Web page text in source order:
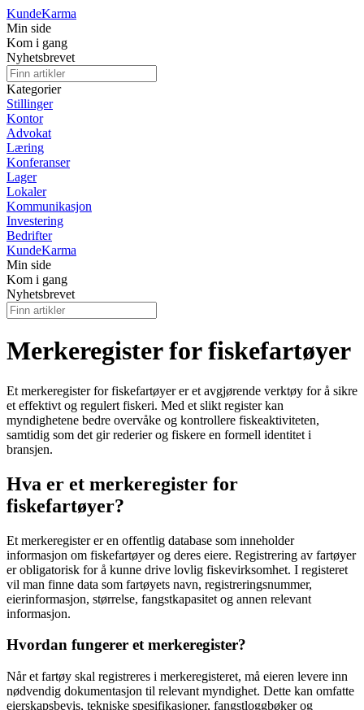
KundeKarma
Min side
Kom i gang
Nyhetsbrevet
Kategorier
Stillinger
Kontor
Advokat
Læring
Konferanser
Lager
Lokaler
Kommunikasjon
Investering
Bedrifter
KundeKarma
Min side
Kom i gang
Nyhetsbrevet
Merkeregister for fiskefartøyer
Et merkeregister for fiskefartøyer er et avgjørende verktøy for å sikre
et effektivt og regulert fiskeri. Med et slikt register kan
myndighetene bedre overvåke og kontrollere fiskeaktiviteten,
samtidig som det gir rederier og fiskere en formell identitet i
bransjen.
Hva er et merkeregister for
fiskefartøyer?
Et merkeregister er en offentlig database som inneholder
informasjon om fiskefartøyer og deres eiere. Registrering av fartøyer
er obligatorisk for å kunne drive lovlig fiskevirksomhet. I registeret
vil man finne data som fartøyets navn, registreringsnummer,
eierinformasjon, størrelse, fangstkapasitet og annen relevant
informasjon.
Hvordan fungerer et merkeregister?
Når et fartøy skal registreres i merkeregisteret, må eieren levere inn
nødvendig dokumentasjon til relevant myndighet. Dette kan omfatte
eierskapsbevis, tekniske spesifikasjoner, fangstloggbøker og